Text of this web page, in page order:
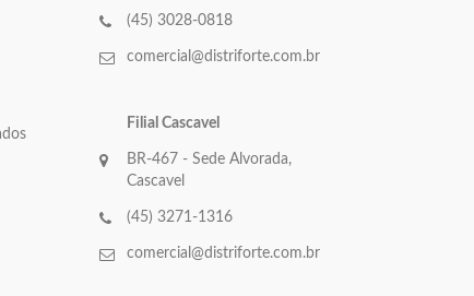
(45) 3028-0818
comercial@distriforte.com.br
Filial Cascavel
BR-467 - Sede Alvorada,
Cascavel
(45) 3271-1316
comercial@distriforte.com.br